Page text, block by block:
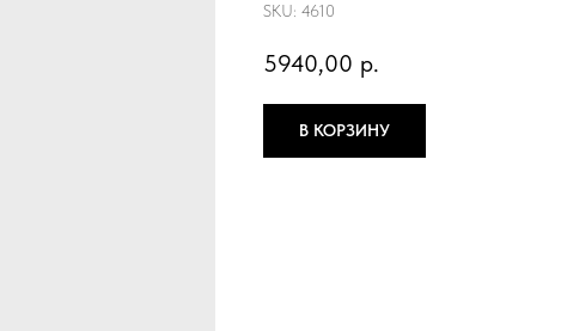
SKU: 4610
5940,00 р.
В КОРЗИНУ